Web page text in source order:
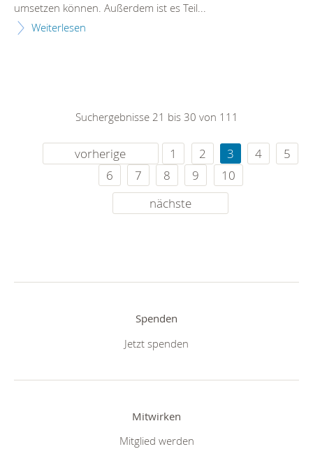
umsetzen können. Außerdem ist es Teil...
Weiterlesen
Suchergebnisse 21 bis 30 von 111
vorherige 1 2 3 4
5
6
7 8 9
10
nächste
Spenden
Jetzt spenden
Mitwirken
Mitglied werden